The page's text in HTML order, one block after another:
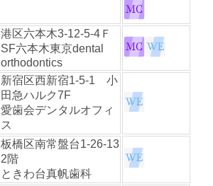
港区六本木3-12-5-4Ｆ
SF六本木東京dental
orthodontics
新宿区西新宿1-5-1 小
田急ハルク7F
愛歯会デンタルオフィ
ス
板橋区南常盤台1-26-13
2階
ときわ台真帆歯科